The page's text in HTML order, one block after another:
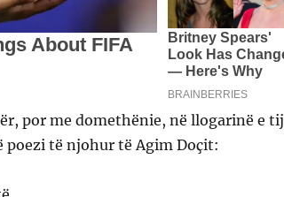
por me domethënie, në llogarinë e tij
të njohur të Agim Doçit: